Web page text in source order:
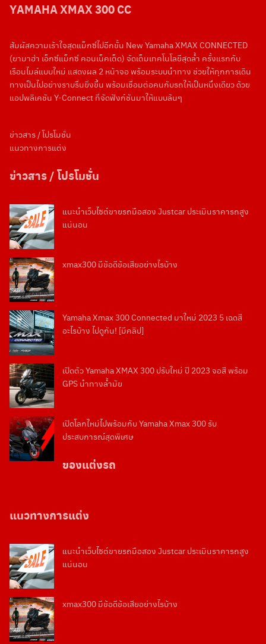
Search
YAMAHA XMAX 300 CC
สัมผัสความเร้าใจสุดแม็กซ์ไปอีกขั้น New Yamaha XMAX CONNECTED
(ยามาฮ่า เอ็กซ์แม็กซ์ คอนเน็คเต็ด) จัดเต็มเทคโนโลยีสุดล้ำ ครั้งแรกกับ
เรือนไมล์แบบใหม่ แสดงผล 2 หน้าจอ พร้อมระบบนำทาง ช่วยให้ทุกการเดิน
ทางเป็นไปอย่างราบรื่นยิ่งขึ้น พร้อมเชื่อมต่อคนกับรถให้เป็นหนึ่งเดียว ด้วย
แอปพลิเคชัน Y-Connect ที่จัดฟังก์ชันมาให้แบบล้นๆ
ข่าวสาร / โปรโมชั่น
แนวทางการแต่ง
ข่าวสาร / โปรโมชั่น
แนะนำเว็บไซต์ขายรถมือสอง Justcar ประเมินราคารถสูง
แน่นอน
xmax300 มีข้อดีข้อเสียอย่างไรบ้าง
Yamaha Xmax 300 Connected มาใหม่ 2023 5 เฉดสี
อะไรบ้าง ไปดูกัน! [มีคลิป]
เปิดตัว Yamaha XMAX 300 ปรับใหม่ ปี 2023 จอสี พร้อม
GPS นำทางล้ำมัย
เปิดโลกใหม่ไปพร้อมกับ Yamaha Xmax 300 รับ
ประสบการณ์สุดพิเศษ
ของแต่งรถ
แนวทางการแต่ง
แนะนำเว็บไซต์ขายรถมือสอง Justcar ประเมินราคารถสูง
แน่นอน
xmax300 มีข้อดีข้อเสียอย่างไรบ้าง